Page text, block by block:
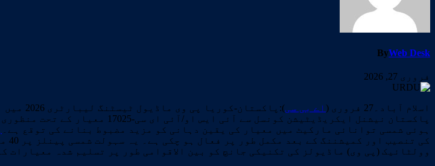
ByWeb Desk
فروری 27, 2026
اسلام آباد۔27 فروری ( اے بی سی
پاکستان نیشنل ایکریڈیٹیشن
ہوئی شمسی توانائی مارکیٹ میں معیار کی یقین دہانی کو مزید مضبوط بنانے کی توقع ہے۔
وولٹائیک (پی وی) ماڈیولز کی تکنیکی جانچ کو بین الاقوامی طور پر تسلیم شدہ معیارات